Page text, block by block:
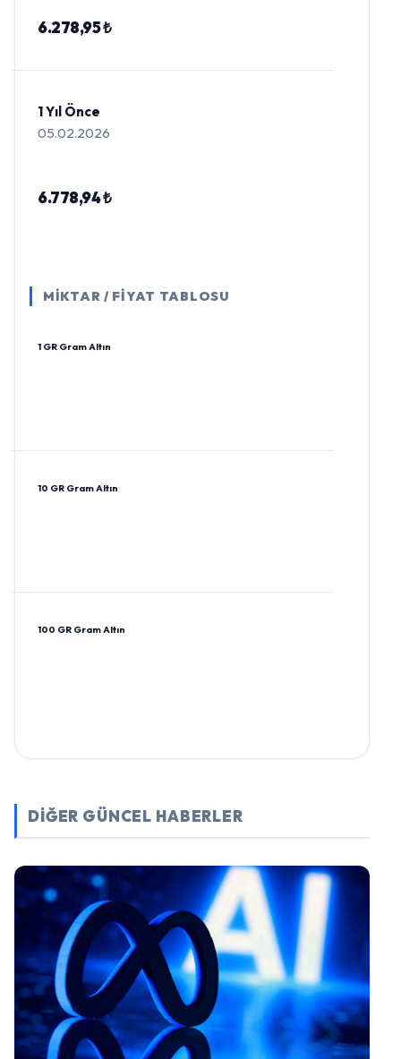
6.278,95 ₺
1 Yıl Önce
05.02.2026
6.778,94 ₺
MİKTAR / FİYAT TABLOSU
1 GR Gram Altın
10 GR Gram Altın
100 GR Gram Altın
DİĞER GÜNCEL HABERLER